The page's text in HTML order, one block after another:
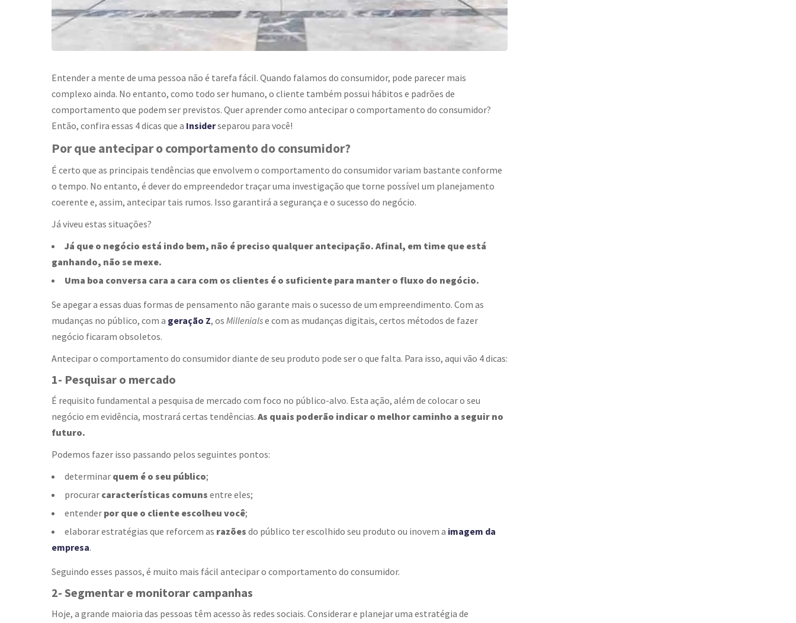
Entender a mente de uma pessoa não é tarefa fácil. Quando falamos do consumidor, pode parecer mais
complexo ainda. No entanto, como todo ser humano, o cliente também possui hábitos e padrões de
comportamento que podem ser previstos. Quer aprender como antecipar o comportamento do consumidor?
Então, confira essas 4 dicas que a Insiderseparou para você!
Por que antecipar o comportamento do consumidor?
É certo que as principais tendências que envolvem o comportamento do consumidor variam bastante conforme
o tempo. No entanto, é dever do empreendedor traçar uma investigação que torne possível um planejamento
coerente e, assim, antecipar tais rumos. Isso garantirá a segurança e o sucesso do negócio.
Já viveu estas situações?
Já que o negócio está indo bem, não é preciso qualquer antecipação. Afinal, em time que está
ganhando, não se mexe.
Uma boa conversa cara a cara com os clientes é o suficiente para manter o fluxo do negócio.
Se apegar a essas duas formas de pensamento não garante mais o sucesso de um empreendimento. Com as
mudanças no público, com a geração Z, os Millenialse com as mudanças digitais, certos métodos de fazer
negócio ficaram obsoletos.
Antecipar o comportamento do consumidor diante de seu produto pode ser o que falta. Para isso, aqui vão 4 dicas:
1- Pesquisar o mercado
É requisito fundamental a pesquisa de mercado com foco no público-alvo. Esta ação, além de colocar o seu
negócio em evidência, mostrará certas tendências. As quais poderão indicar o melhor caminho a seguir no
futuro.
Podemos fazer isso passando pelos seguintes pontos:
determinar quem é o seu público;
procurar características comuns entre eles;
entender por que o cliente escolheu você;
elaborar estratégias que reforcem as razões do público ter escolhido seu produto ou inovem a imagem da
empresa.
Seguindo esses passos, é muito mais fácil antecipar o comportamento do consumidor.
2- Segmentar e monitorar campanhas
Hoje, a grande maioria das pessoas têm acesso às redes sociais. Considerar e planejar uma estratégia de